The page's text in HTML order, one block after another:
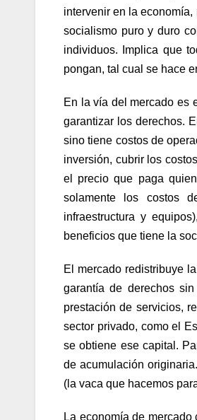
intervenir en la
socialismo puro y duro
individuos. Implica que
pongan, tal cual se hace
En la vía del mercado es
garantizar los derechos.
sino tiene costos de
inversión, cubrir los
el precio que paga
solamente los costos
infraestructura y
beneficios que tiene la
El mercado redistribuye
garantía de derechos
prestación de servicios,
sector privado, como el
se obtiene ese capital.
de acumulación
(la vaca que hacemos
La economía de